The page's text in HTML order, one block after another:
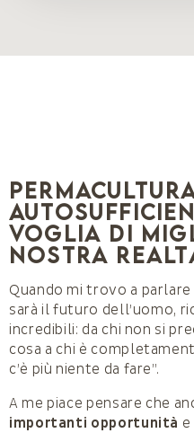
voglia di
nostra
Quando mi trovo a
sarà il futuro dell’uomo,
incredibili: da chi non si
cosa a chi è
c’è più niente da fare”.
A me piace pensare che
importanti opportunità